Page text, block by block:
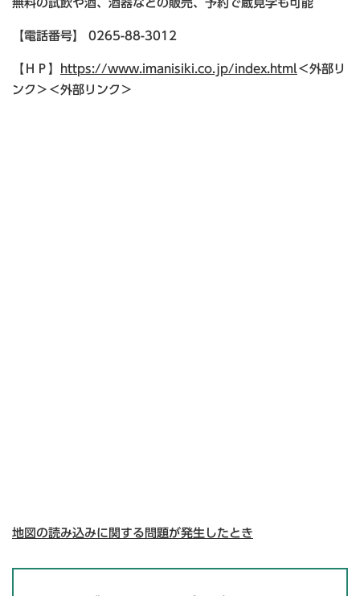
無料の試飲や酒、酒器などの販売、予約で蔵見学も可能
【電話番号】 0265-88-3012
【ＨＰ】 https://www.imanisiki.co.jp/index.html＜外部リ
ンク＞ ＜外部リンク＞
地図の読み込みに関する問題が発生したとき